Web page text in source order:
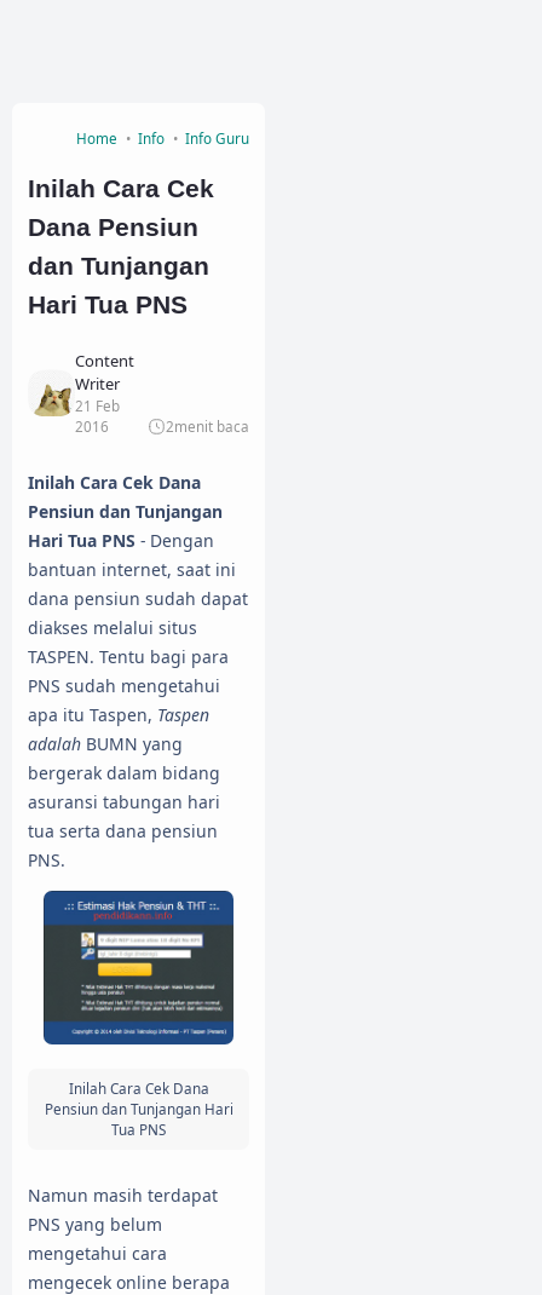
Home Info Info Guru
Inilah Cara Cek
Dana Pensiun
dan Tunjangan
Hari Tua PNS
Content
Writer
21 Feb
2016
2menit baca
Inilah Cara Cek Dana
Pensiun dan Tunjangan
Hari Tua PNS - Dengan
bantuan internet, saat ini
dana pensiun sudah dapat
diakses melalui situs
TASPEN. Tentu bagi para
PNS sudah mengetahui
apa itu Taspen, Taspen
adalah BUMN yang
bergerak dalam bidang
asuransi tabungan hari
tua serta dana pensiun
PNS.
Inilah Cara Cek Dana
Pensiun dan Tunjangan Hari
Tua PNS
Namun masih terdapat
PNS yang belum
mengetahui cara
mengecek online berapa